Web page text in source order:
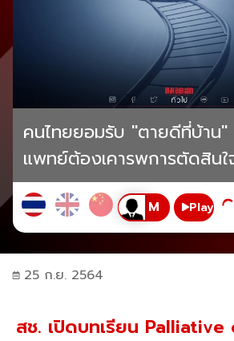
คนไทยยอมรับ "ตายดีที่บ้าน"
แพทย์ต้องเคารพการตัดสิน
Play
25 ก.ย. 2564
สช. เปิดบทเรียน Palliative